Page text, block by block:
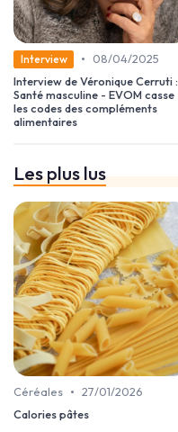
Interview •
08/04/2025
Interview de Véronique Cerruti :
Santé masculine - EVOM casse
les codes des compléments
alimentaires
Les plus lus
Céréales • 27/01/2026
Calories pâtes